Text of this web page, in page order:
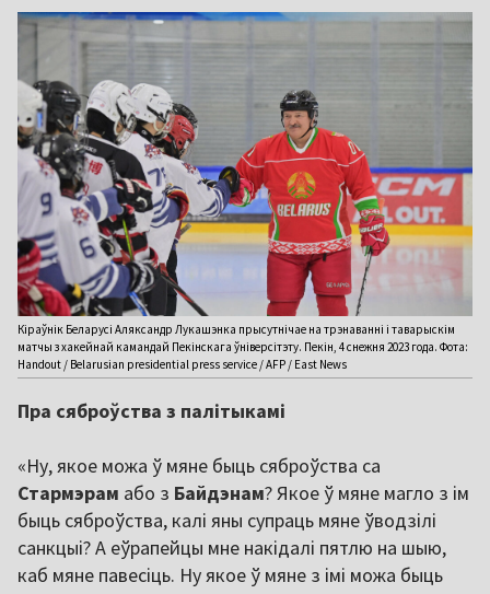
Кіраўнік Беларусі Аляксандр Лукашэнка прысутнічае на трэнаванні і таварыскім
матчы з хакейнай камандай Пекінскага ўніверсітэту. Пекін, 4 снежня 2023 года. Фота:
Handout / Belarusian presidential press service / AFP / East News
Пра сяброўства з палітыкамі
«Ну, якое можа ў мяне быць сяброўства са
Стармэрам або з Байдэнам? Якое ў мяне магло з ім
быць сяброўства, калі яны супраць мяне ўводзілі
санкцыі? А еўрапейцы мне накідалі пятлю на шыю,
каб мяне павесіць. Ну якое ў мяне з імі можа быць